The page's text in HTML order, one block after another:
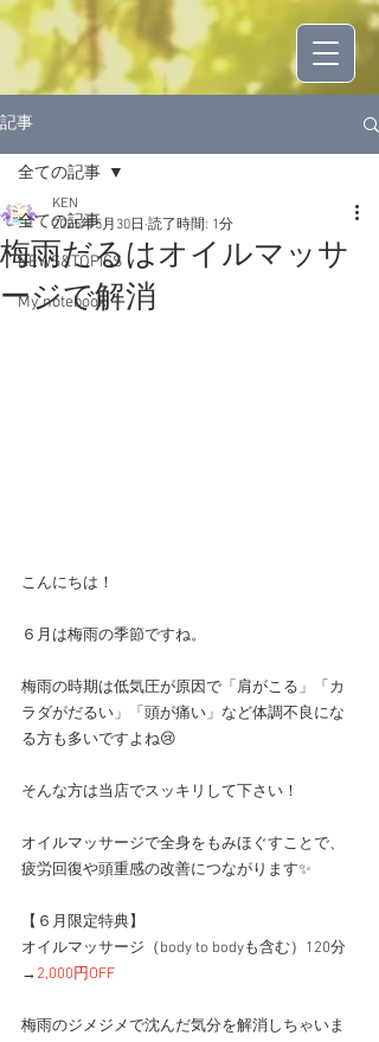
記事
全ての記事
NEWS&TOPICS
My notebook
全ての記事
梅雨だるはオイルマッサ
ージで解消
KEN
2025年5月30日 読了時間: 1分
こんにちは！
６月は梅雨の季節ですね。
梅雨の時期は低気圧が原因で「肩がこる」「カ
ラダがだるい」「頭が痛い」など体調不良にな
る方も多いですよね😢
そんな方は当店でスッキリして下さい！
オイルマッサージで全身をもみほぐすことで、
疲労回復や頭重感の改善につながります✨
【６月限定特典】
オイルマッサージ（body to bodyも含む）120分
→2,000円OFF
梅雨のジメジメで沈んだ気分を解消しちゃいま